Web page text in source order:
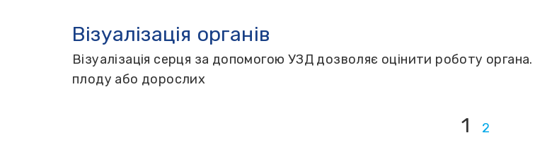
Візуалізація органів
Візуалізація серця за допомогою УЗД дозволяє оцінити роботу
плоду або дорослих
1 2